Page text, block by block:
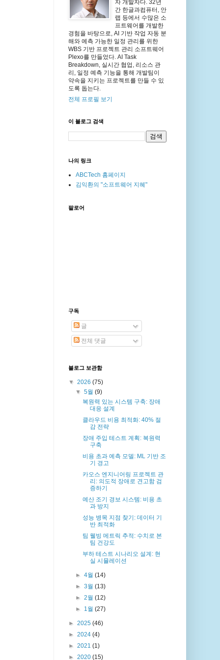
자 개발자다. 32년
간 한글과컴퓨터, 안
랩 등에서 수많은 소
프트웨어를 개발한
경험을 바탕으로, AI 기반 작업 자동 분
해와 예측 가능한 일정 관리를 위한
WBS 기반 프로젝트 관리 소프트웨어
Plexo를 만들었다. AI Task
Breakdown, 실시간 협업, 리소스 관
리, 일정 예측 기능을 통해 개발팀이
약속을 지키는 프로젝트를 만들 수 있
도록 돕는다.
전체 프로필 보기
이 블로그 검색
나의 링크
ABCTech 홈페이지
김익환의 "소프트웨어 지혜"
팔로어
구독
글
전체 댓글
블로그 보관함
▼ 2026 (75)
▼ 5월 (9)
복원력 있는 시스템 구축: 장애
대응 설계
클라우드 비용 최적화: 40% 절
감 전략
장애 주입 테스트 계획: 복원력
구축
비용 초과 예측 모델: ML 기반 조
기 경고
카오스 엔지니어링 프로젝트 관
리: 의도적 장애로 견고함 검
증하기
예산 조기 경보 시스템: 비용 초
과 방지
성능 병목 지점 찾기: 데이터 기
반 최적화
팀 웰빙 메트릭 추적: 수치로 본
팀 건강도
부하 테스트 시나리오 설계: 현
실 시뮬레이션
► 4월 (14)
► 3월 (13)
► 2월 (12)
► 1월 (27)
► 2025 (46)
► 2024 (4)
► 2021 (1)
► 2020 (15)